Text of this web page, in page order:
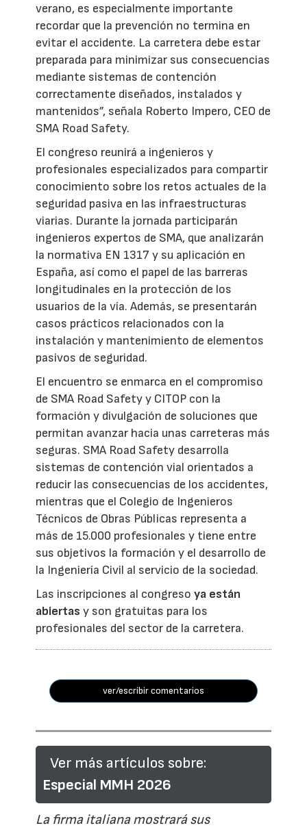
verano, es especialmente importante
recordar que la prevención no termina en
evitar el accidente. La carretera debe estar
preparada para minimizar sus consecuencias
mediante sistemas de contención
correctamente diseñados, instalados y
mantenidos”, señala Roberto Impero, CEO de
SMA Road Safety.
El congreso reunirá a ingenieros y
profesionales especializados para compartir
conocimiento sobre los retos actuales de la
seguridad pasiva en las infraestructuras
viarias. Durante la jornada participarán
ingenieros expertos de SMA, que analizarán
la normativa EN 1317 y su aplicación en
España, así como el papel de las barreras
longitudinales en la protección de los
usuarios de la vía. Además, se presentarán
casos prácticos relacionados con la
instalación y mantenimiento de elementos
pasivos de seguridad.
El encuentro se enmarca en el compromiso
de SMA Road Safety y CITOP con la
formación y divulgación de soluciones que
permitan avanzar hacia unas carreteras más
seguras. SMA Road Safety desarrolla
sistemas de contención vial orientados a
reducir las consecuencias de los accidentes,
mientras que el Colegio de Ingenieros
Técnicos de Obras Públicas representa a
más de 15.000 profesionales y tiene entre
sus objetivos la formación y el desarrollo de
la Ingeniería Civil al servicio de la sociedad.
Las inscripciones al congresoya están
abiertas y son gratuitas para los
profesionales del sector de la carretera.
ver/escribir comentarios
Ver más artículos sobre:
Especial MMH 2026
La firma italiana mostrará sus